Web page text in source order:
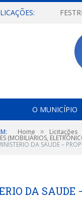
O MUNICÍPIO
Home » Licitações
(MOBILIÁRIOS,
DA SAUDE –
DA SAUDE